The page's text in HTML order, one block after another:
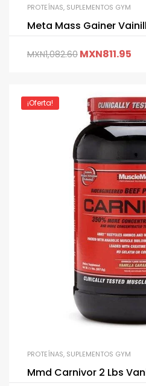
PROTEÍNAS, SUPLEMENTOS GYM
Meta Mass Gainer
MXN1,082.60 MXN811.95
¡Oferta!
PROTEÍNAS, SUPLEMENTOS GYM
Mmd Carnivor 2 Lbs